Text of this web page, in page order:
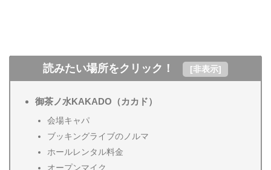
読みたい場所をクリック！ [非表示]
御茶ノ水KAKADO（カカド）
会場キャパ
ブッキングライブのノルマ
ホールレンタル料金
オープンマイク